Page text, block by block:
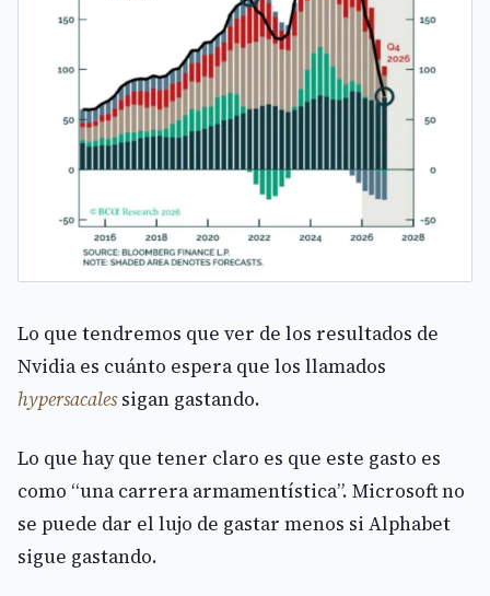
Lo que tendremos que ver de los resultados de
Nvidia es cuánto espera que los llamados
hypersacalessigan gastando.
Lo que hay que tener claro es que este gasto es
como “una carrera armamentística”. Microsoft no
se puede dar el lujo de gastar menos si Alphabet
sigue gastando.